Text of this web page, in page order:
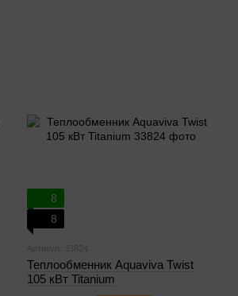
8
8
Артикул: 33824
Теплообменник Aquaviva Twist
105 кВт Titanium